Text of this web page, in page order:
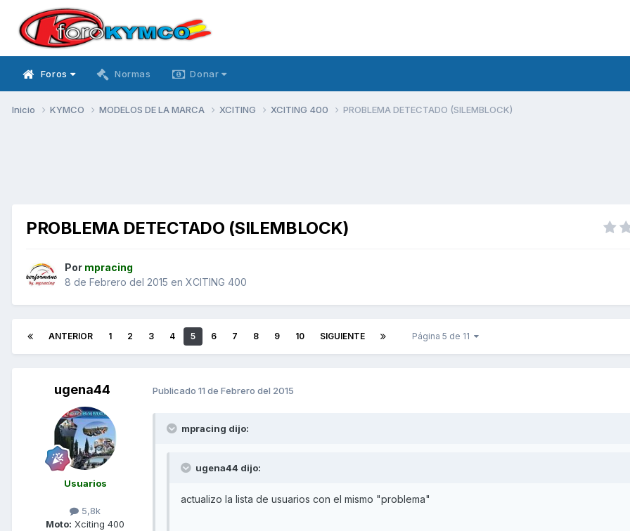
Foros Normas Donar
Inicio KYMCO MODELOS DE LA MARCA XCITING XCITING 400 PROBLEMA DETECTADO (SILEMBLOCK)
PROBLEMA DETECTADO (SILEMBLOCK)
Por mpracing
8 de Febrero del 2015 en XCITING 400
ANTERIOR 1 2 3 4 5 6 7 8 9 10 SIGUIENTE Página 5 de 11
ugena44
Usuarios
5,8k
Moto: Xciting 400
Publicado 11 de Febrero del 2015
mpracing dijo:
ugena44 dijo:
actualizo la lista de usuarios con el mismo "problema"